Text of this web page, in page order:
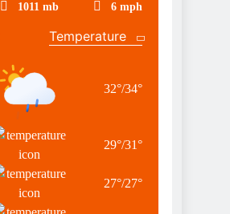
1011 mb 6 mph
32°/34°
29°/31°
27°/27°